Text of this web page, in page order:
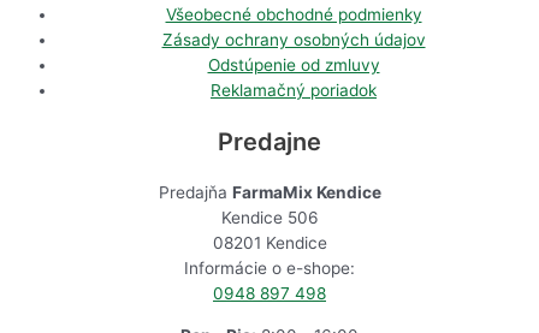
Všeobecné obchodné podmienky
Zásady ochrany osobných údajov
Odstúpenie od zmluvy
Reklamačný poriadok
Predajne
Predajňa FarmaMix Kendice
Kendice 506
08201 Kendice
Informácie o e-shope:
0948 897 498